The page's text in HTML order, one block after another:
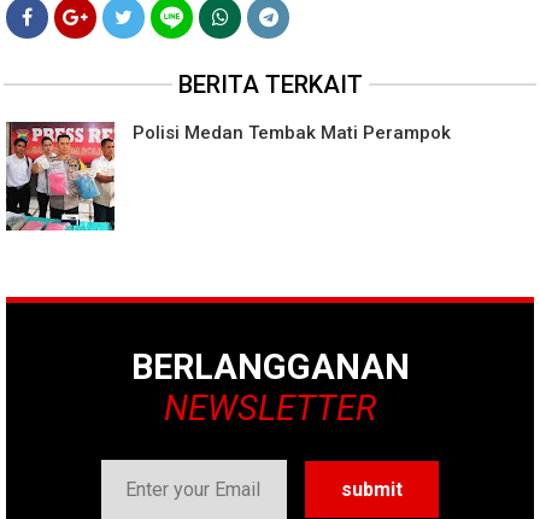
BERITA TERKAIT
Polisi Medan Tembak Mati Perampok
BERLANGGANAN
NEWSLETTER